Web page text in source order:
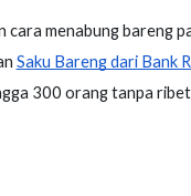
menabung bareng
Saku Bareng dari Bank
300 orang tanpa